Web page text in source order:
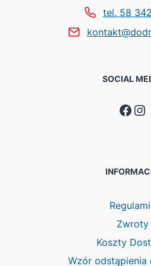
tel. 58
SOCIAL
Zwroty
Koszty
Wzór odstąpienia